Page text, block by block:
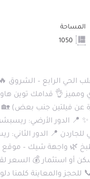
المساحة
الحي الرابع – الشروق 🔥
ومميز 👌 قدامك توين
1050م (عبارة عن فيلتين جنب
🌿 واجهة شيك –
أو استثمار 💰 السعر
والمعاينة كلمنا